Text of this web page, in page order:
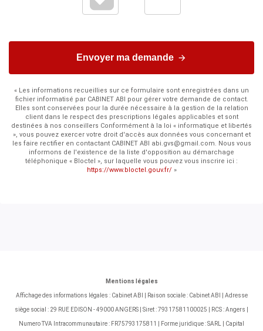
Envoyer ma demande
« Les informations recueillies sur ce formulaire sont enregistrées dans un
fichier informatisé par CABINET ABI pour gérer votre demande de contact.
Elles sont conservées pour la durée nécessaire à la gestion de la relation
client dans le respect des prescriptions légales applicables et sont
destinées à nos conseillers Conformément à la loi « informatique et libertés
», vous pouvez exercer votre droit d'accès aux données vous concernant et
les faire rectifier en contactant CABINET ABI abi.gvs@gmail.com. Nous vous
informons de l'existence de la liste d'opposition au démarchage
téléphonique « Bloctel », sur laquelle vous pouvez vous inscrire ici :
https://www.bloctel.gouv.fr/ »
Mentions légales
Affichage des informations légales : Cabinet ABI | Raison sociale : Cabinet ABI | Adresse
siège social : 29 RUE EDISON - 49000 ANGERS | Siret : 79317581100025 | RCS : Angers |
Numero TVA Intracommunautaire : FR75793175811 | Forme juridique : SARL | Capital